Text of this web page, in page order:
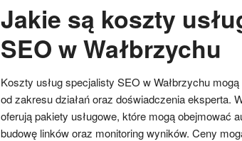
Jakie są koszty
SEO w Wałbrzychu
Koszty usług specjalisty SEO w Wałbrzychu
od zakresu działań oraz doświadczenia eksperta.
oferują pakiety usługowe, które mogą obejmować
budowę linków oraz monitoring wyników. Ceny